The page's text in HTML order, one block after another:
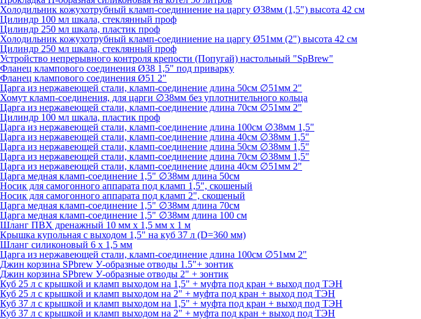
Холодильник кожухотрубный кламп-соединиение на царгу Ø38мм (1,5") высота 42 см
Цилиндр 100 мл шкала, стеклянный проф
Цилиндр 250 мл шкала, пластик проф
Холодильник кожухотрубный кламп-соединиение на царгу Ø51мм (2") высота 42 см
Цилиндр 250 мл шкала, стеклянный проф
Устройство непрерывного контроля крепости (Попугай) настольный "SpBrew"
Фланец клампового соединения Ø38 1,5" под приварку
Фланец клампового соединения Ø51 2"
Царга из нержавеющей стали, кламп-соединение длина 50см ∅51мм 2"
Хомут кламп-соединения, для царги ∅38мм без уплотнительного кольца
Царга из нержавеющей стали, кламп-соединение длина 70см ∅51мм 2"
Цилиндр 100 мл шкала, пластик проф
Царга из нержавеющей стали, кламп-соединение длина 100см ∅38мм 1,5"
Царга из нержавеющей стали, кламп-соединение длина 40см ∅38мм 1,5"
Царга из нержавеющей стали, кламп-соединение длина 50см ∅38мм 1,5"
Царга из нержавеющей стали, кламп-соединение длина 70см ∅38мм 1,5"
Царга из нержавеющей стали, кламп-соединение длина 40см ∅51мм 2"
Царга медная кламп-соединение 1,5" ∅38мм длина 50см
Носик для самогонного аппарата под кламп 1,5", скошеный
Носик для самогонного аппарата под кламп 2", скошеный
Царга медная кламп-соединение 1,5" ∅38мм длина 70см
Царга медная кламп-соединение 1,5" ∅38мм длина 100 см
Шланг ПВХ дренажный 10 мм х 1,5 мм х 1 м
Крышка купольная с выходом 1,5" на куб 37 л (D=360 мм)
Шланг силиконовый 6 х 1,5 мм
Царга из нержавеющей стали, кламп-соединение длина 100см ∅51мм 2"
Джин корзина SPbrew У-образные отводы 1.5"+ зонтик
Джин корзина SPbrew У-образные отводы 2" + зонтик
Куб 25 л с крышкой и кламп выходом на 1,5" + муфта под кран + выход под ТЭН
Куб 25 л с крышкой и кламп выходом на 2" + муфта под кран + выход под ТЭН
Куб 37 л с крышкой и кламп выходом на 1,5" + муфта под кран + выход под ТЭН
Куб 37 л с крышкой и кламп выходом на 2" + муфта под кран + выход под ТЭН